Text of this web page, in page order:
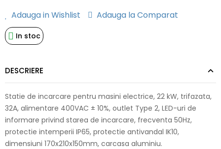
Adauga in Wishlist Adauga la Comparat
In stoc
DESCRIERE
Statie de incarcare pentru masini electrice, 22 kW, trifazata,
32A, alimentare 400VAC ± 10%, outlet Type 2, LED-uri de
informare privind starea de incarcare, frecventa 50Hz,
protectie intemperii IP65, protectie antivandal IK10,
dimensiuni 170x210x150mm, carcasa aluminiu.